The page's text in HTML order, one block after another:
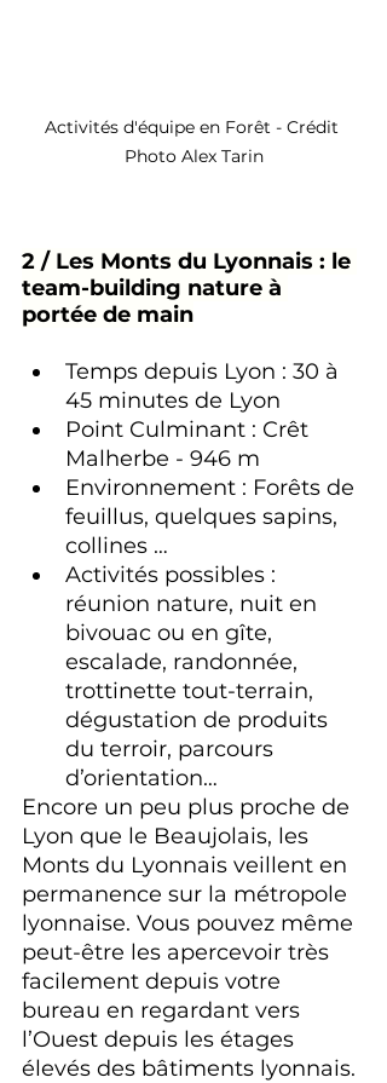
Activités d'équipe en Forêt - Crédit
Photo Alex Tarin
2 / Les Monts du Lyonnais : le
team-building nature à
portée de main
Temps depuis Lyon : 30 à
45 minutes de Lyon
Point Culminant : Crêt
Malherbe - 946 m
Environnement : Forêts de
feuillus, quelques sapins,
collines …
Activités possibles :
réunion nature, nuit en
bivouac ou en gîte,
escalade, randonnée,
trottinette tout-terrain,
dégustation de produits
du terroir, parcours
d’orientation…
Encore un peu plus proche de
Lyon que le Beaujolais, les
Monts du Lyonnais veillent en
permanence sur la métropole
lyonnaise. Vous pouvez même
peut-être les apercevoir très
facilement depuis votre
bureau en regardant vers
l’Ouest depuis les étages
élevés des bâtiments lyonnais.